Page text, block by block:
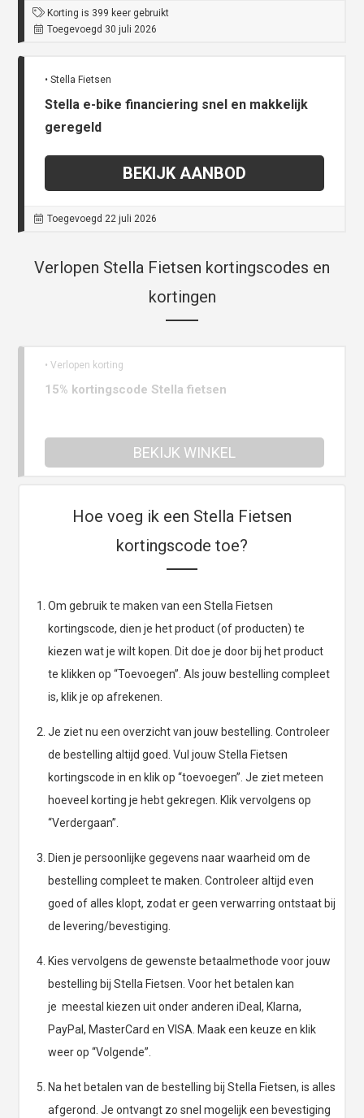
Korting is 399 keer gebruikt
Toegevoegd 30 juli 2026
• Stella Fietsen
Stella e-bike financiering snel en makkelijk
geregeld
BEKIJK AANBOD
Toegevoegd 22 juli 2026
Verlopen Stella Fietsen kortingscodes en
kortingen
• Verlopen korting
15% kortingscode Stella fietsen
BEKIJK WINKEL
Hoe voeg ik een Stella Fietsen
kortingscode toe?
Om gebruik te maken van een Stella Fietsen
kortingscode, dien je het product (of producten) te
kiezen wat je wilt kopen. Dit doe je door bij het product
te klikken op “Toevoegen”. Als jouw bestelling compleet
is, klik je op afrekenen.
Je ziet nu een overzicht van jouw bestelling. Controleer
de bestelling altijd goed. Vul jouw Stella Fietsen
kortingscode in en klik op “toevoegen”. Je ziet meteen
hoeveel korting je hebt gekregen. Klik vervolgens op
“Verdergaan”.
Dien je persoonlijke gegevens naar waarheid om de
bestelling compleet te maken. Controleer altijd even
goed of alles klopt, zodat er geen verwarring ontstaat bij
de levering/bevestiging.
Kies vervolgens de gewenste betaalmethode voor jouw
bestelling bij Stella Fietsen. Voor het betalen kan
je meestal kiezen uit onder anderen iDeal, Klarna,
PayPal, MasterCard en VISA. Maak een keuze en klik
weer op “Volgende”.
Na het betalen van de bestelling bij Stella Fietsen, is alles
afgerond. Je ontvangt zo snel mogelijk een bevestiging